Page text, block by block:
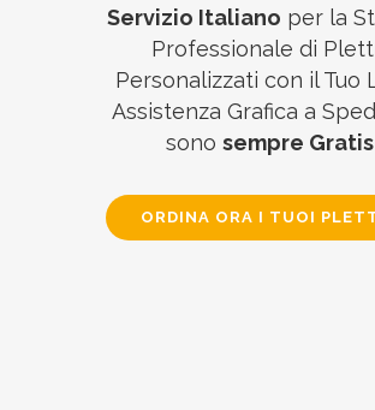
Servizio Italiano per la
Professionale di
Personalizzati con il Tuo
Assistenza Grafica a
sono sempre Gratis
ORDINA ORA I TUOI